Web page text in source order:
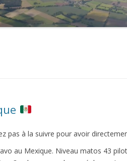
pas à la suivre pour avoir
au Mexique. Niveau matos 43